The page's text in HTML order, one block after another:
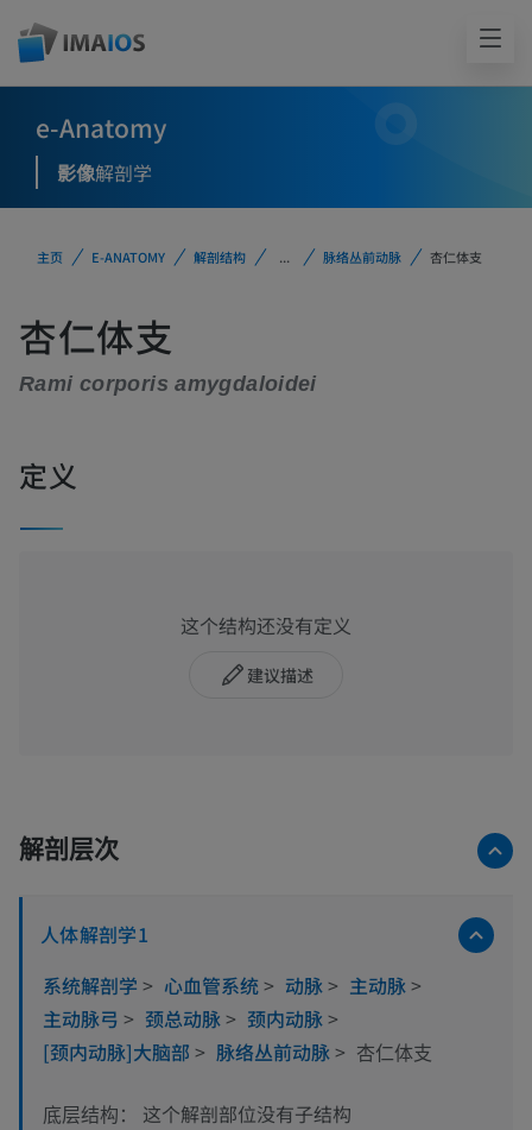
e-Anatomy
影像解剖学
主页 E-ANATOMY 解剖结构 ... 脉络丛前动脉 杏仁体支
杏仁体支
Rami corporis amygdaloidei
定义
这个结构还没有定义
建议描述
解剖层次
人体解剖学1
系统解剖学 > 心血管系统> 动脉> 主动脉>
主动脉弓 > 颈总动脉> 颈内动脉>
[颈内动脉]大脑部 > 脉络丛前动脉> 杏仁体支
底层结构： 这个解剖部位没有子结构